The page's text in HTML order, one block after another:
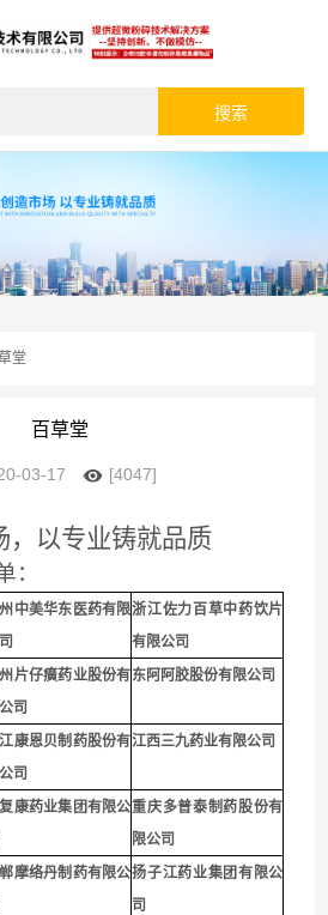
堂
百草堂
03-17 [4047]
，以专业铸就品质
：
中美华东医药有限浙江佐力百草中药饮片
有限公司
片仔癀药业股份有
司
东阿阿胶股份有限公司
康恩贝制药股份有
司
江西三九药业有限公司
康药业集团有限公重庆多普泰制药股份有
限公司
摩络丹制药有限公扬子江药业集团有限公
司